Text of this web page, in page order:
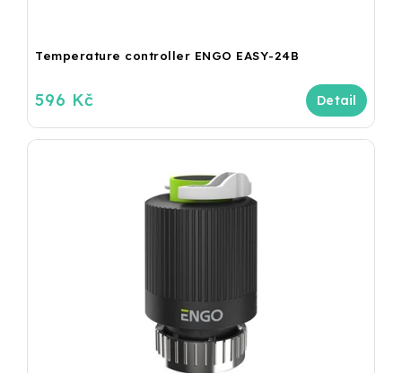
Temperature controller ENGO EASY-24B
596 Kč